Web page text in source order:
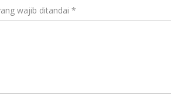
wajib ditandai *